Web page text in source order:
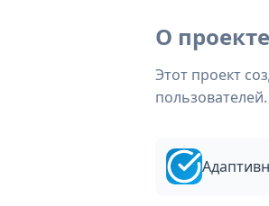
О проекте
Этот проект